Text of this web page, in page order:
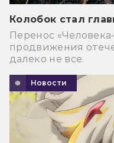
Колобок стал
Перенос
продвижения
далеко не все.
Новости